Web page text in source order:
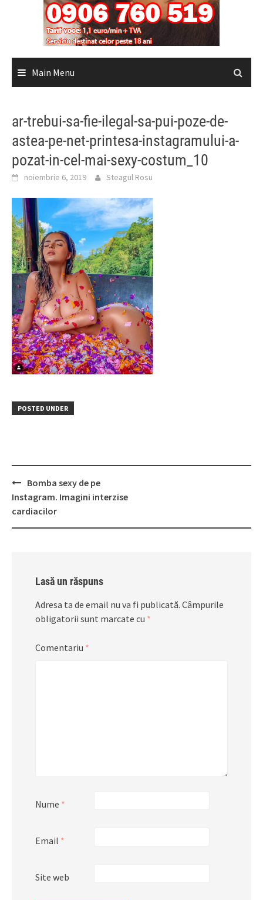
Main Menu
ar-trebui-sa-fie-ilegal-sa-pui-poze-de-
astea-pe-net-printesa-instagramului-a-
pozat-in-cel-mai-sexy-costum_10
noiembrie 6, 2019 Steagul Rosu
POSTED UNDER
Post
navigation
Bomba sexy de pe
Instagram. Imagini interzise
cardiacilor
Lasă un răspuns
Adresa ta de email nu va fi publicată. Câmpurile
obligatorii sunt marcate cu *
Comentariu *
Nume *
Email *
Site web